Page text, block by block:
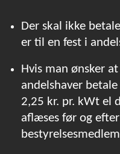
Der skal ikke
er til en fest i
Hvis man ønsker
andelshaver
2,25 kr. pr. kWt el
aflæses før og